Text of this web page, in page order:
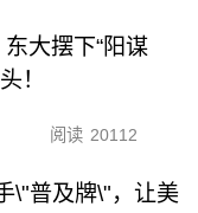
大摆下“阳谋
！
阅读 20112
\"普及牌\"，让美